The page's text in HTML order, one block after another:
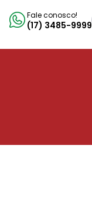
Fale conosco!
(17) 3485-9999